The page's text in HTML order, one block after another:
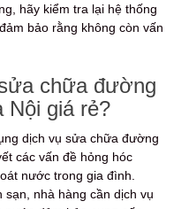
hãy kiểm tra lại hệ thống
bảo rằng không còn vấn
chữa đường
Nội giá rẻ?
dịch vụ sửa chữa đường
các vấn đề hỏng hóc
nước trong gia đình.
sạn, nhà hàng cần dịch vụ